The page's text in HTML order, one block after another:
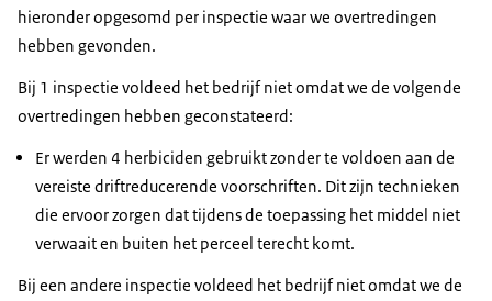
hieronder opgesomd per inspectie waar we overtredingen
hebben gevonden.
Bij 1 inspectie voldeed het bedrijf niet omdat we de volgende
overtredingen hebben geconstateerd:
Er werden 4 herbiciden gebruikt zonder te voldoen aan de
vereiste driftreducerende voorschriften. Dit zijn technieken
die ervoor zorgen dat tijdens de toepassing het middel niet
verwaait en buiten het perceel terecht komt.
Bij een andere inspectie voldeed het bedrijf niet omdat we de